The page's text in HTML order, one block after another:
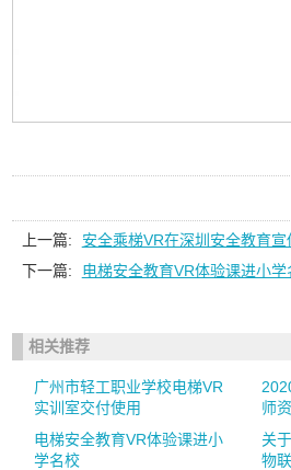
上一篇:
安全乘梯VR在深圳安全教育
下一篇:
电梯安全教育VR体验课进小学
相关推荐
广州市轻工职业学校电梯VR
实训室交付使用
师
电梯安全教育VR体验课进小
学名校
关
物